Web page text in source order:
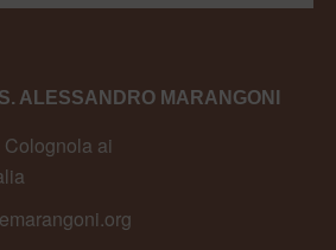
ALESSANDRO MARANGONI
ai